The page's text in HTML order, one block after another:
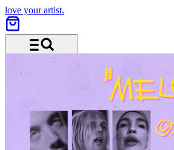
love your artist.
Menü und Suche